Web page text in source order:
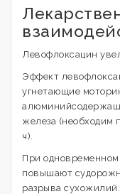
Левофлоксацин
Эффект
угнетающие
железа (необходим
ч).
При
повышают
разрыва сухожилий.